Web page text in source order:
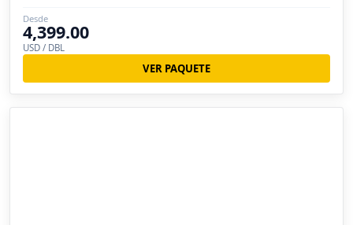
Desde
4,399.00
USD / DBL
VER PAQUETE